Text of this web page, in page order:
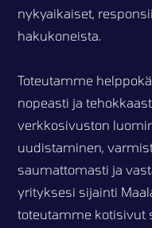
nykyaikaiset,
hakukoneista.
Toteutamme
nopeasti ja
verkkosivuston
uudistaminen,
saumattomasti ja
yrityksesi sijainti
toteutamme kotisivut